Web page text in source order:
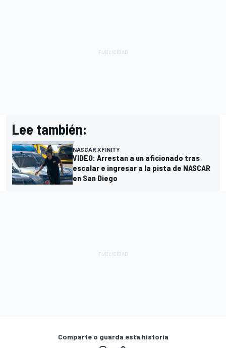
Lee también:
NASCAR XFINITY
VIDEO: Arrestan a un aficionado tras
escalar e ingresar a la pista de NASCAR
en San Diego
Comparte o guarda esta historia